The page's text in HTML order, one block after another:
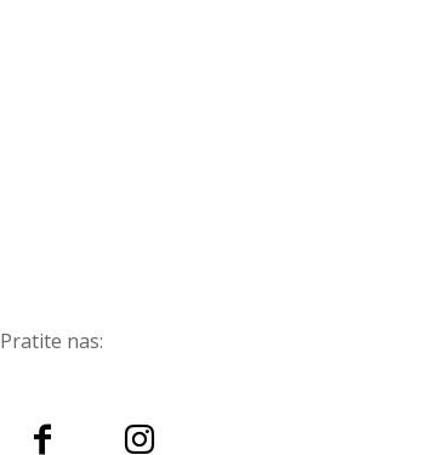
Pratite nas: